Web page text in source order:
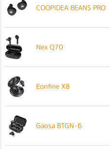
COOPIDEA BEANS PRO
Nex Q70
Eonfine X8
Gaosa BTGN-6